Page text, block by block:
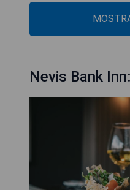
Nevis Bank